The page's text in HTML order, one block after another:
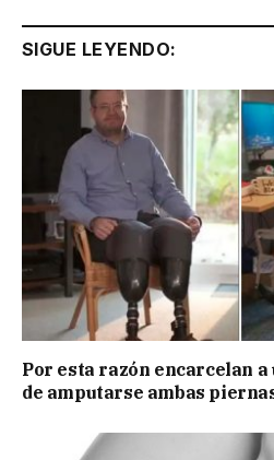
SIGUE LEYENDO:
Por esta razón encarcelan
de amputarse ambas